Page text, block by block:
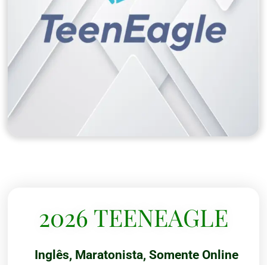
2026 TEENEAGLE
Inglês, Maratonista, Somente Online